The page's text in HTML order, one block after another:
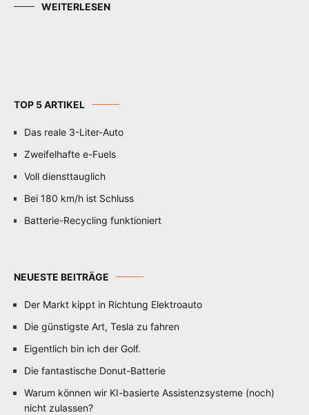
WEITERLESEN
TOP 5 ARTIKEL
Das reale 3-Liter-Auto
Zweifelhafte e-Fuels
Voll diensttauglich
Bei 180 km/h ist Schluss
Batterie-Recycling funktioniert
NEUESTE BEITRÄGE
Der Markt kippt in Richtung Elektroauto
Die günstigste Art, Tesla zu fahren
Eigentlich bin ich der Golf.
Die fantastische Donut-Batterie
Warum können wir KI-basierte Assistenzsysteme (noch)
nicht zulassen?